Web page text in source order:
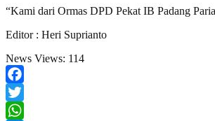
“Kami dari Ormas DPD Pekat IB Padang
Editor : Heri Suprianto
News Views: 114
Facebook
Twitter